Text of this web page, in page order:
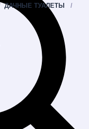
ДАЧНЫЕ ТУАЛЕТЫ